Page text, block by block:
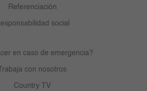
Referenciación
social
en caso de emergencia?
Trabaja con nosotros
Country TV